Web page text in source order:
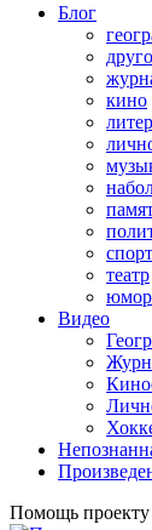
Блог
кино
спорт
театр
юмор
Видео
Помощь проекту